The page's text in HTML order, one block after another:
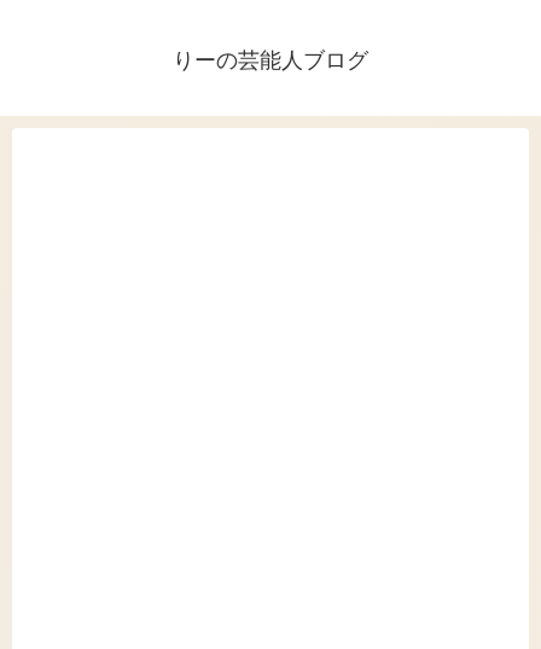
りーの芸能人ブログ